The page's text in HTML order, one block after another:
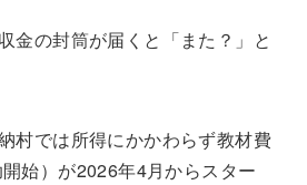
金の封筒が届くと「また？」と
村では所得にかかわらず教材費
始）が2026年4月からスター